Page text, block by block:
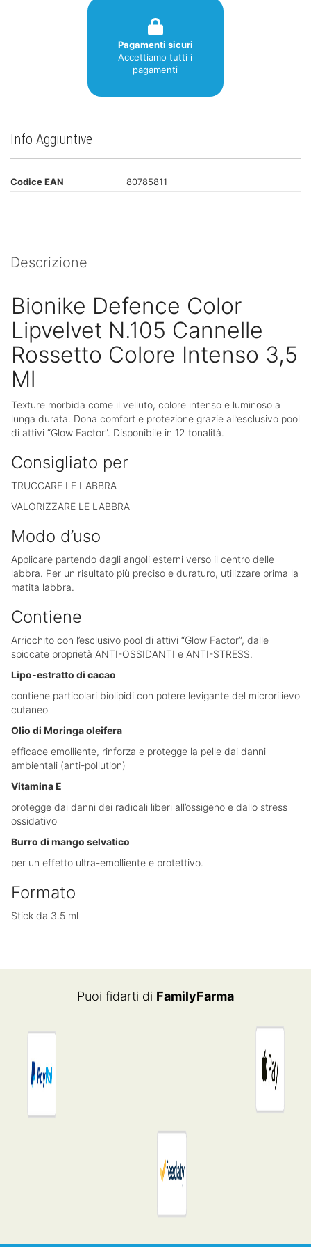
Pagamenti sicuri
Accettiamo tutti i
pagamenti
Info Aggiuntive
Codice EAN 80785811
Descrizione
Bionike Defence Color
Lipvelvet N.105 Cannelle
Rossetto Colore Intenso 3,5
Ml
Texture morbida come il velluto, colore intenso e luminoso a
lunga durata. Dona comfort e protezione grazie all’esclusivo pool
di attivi “Glow Factor”. Disponibile in 12 tonalità.
Consigliato per
TRUCCARE LE LABBRA
VALORIZZARE LE LABBRA
Modo d’uso
Applicare partendo dagli angoli esterni verso il centro delle
labbra. Per un risultato più preciso e duraturo, utilizzare prima la
matita labbra.
Contiene
Arricchito con l’esclusivo pool di attivi “Glow Factor”, dalle
spiccate proprietà ANTI-OSSIDANTI e ANTI-STRESS.
Lipo-estratto di cacao
contiene particolari biolipidi con potere levigante del microrilievo
cutaneo
Olio di Moringa oleifera
efficace emolliente, rinforza e protegge la pelle dai danni
ambientali (anti-pollution)
Vitamina E
protegge dai danni dei radicali liberi all’ossigeno e dallo stress
ossidativo
Burro di mango selvatico
per un effetto ultra-emolliente e protettivo.
Formato
Stick da 3.5 ml
Puoi fidarti di FamilyFarma